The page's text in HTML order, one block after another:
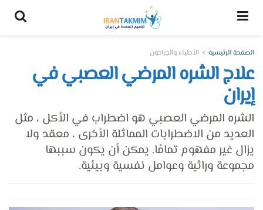
الصفحة الرئيسية الأطباء والجراحون
علاج الشره المرضي العصبي في
إيران
الشره المرضي العصبي هو اضطراب في الأكل ، مثل
العديد من الاضطرابات المماثلة الأخرى ، معقد ولا
يزال غير مفهوم تمامًا. يمكن أن يكون سببها
مجموعة وراثية وعوامل نفسية وبيئية.